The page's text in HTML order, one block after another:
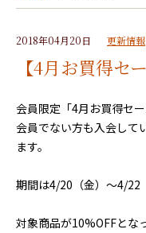
2018年04月20日 更新情報
【4月お買得セ
会員限定「4月お買得セ
会員でない方も入会して
ます。
期間は4/20（金）～4/22
対象商品が10%OFFとな